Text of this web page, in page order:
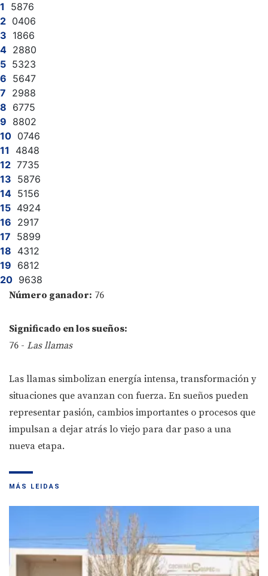
5876
0406
1866
2880
5323
5647
2988
6775
8802
0746
4848
7735
5876
5156
4924
2917
5899
4312
6812
9638
Número ganador: 76
Significado en los sueños:
76 - Las llamas
Las llamas simbolizan energía intensa, transformación y
situaciones que avanzan con fuerza. En sueños pueden
representar pasión, cambios importantes o procesos que
impulsan a dejar atrás lo viejo para dar paso a una
nueva etapa.
MÁS LEIDAS